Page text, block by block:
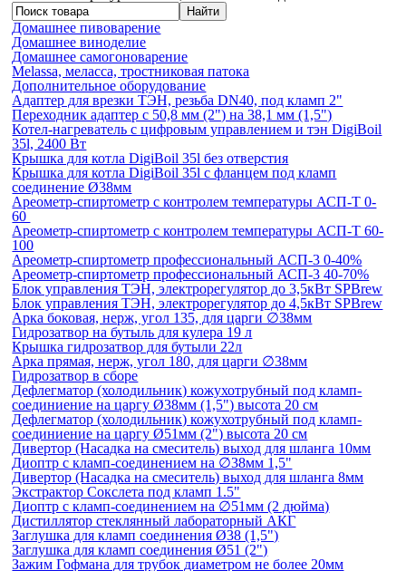
Домашнее пивоварение
Домашнее виноделие
Домашнее самогоноварение
Melassa, меласса, тростниковая патока
Дополнительное оборудование
Адаптер для врезки ТЭН, резьба DN40, под кламп 2"
Переходник адаптер с 50,8 мм (2") на 38,1 мм (1,5")
Котел-нагреватель с цифровым управлением и тэн DigiBoil
35l, 2400 Вт
Крышка для котла DigiBoil 35l без отверстия
Крышка для котла DigiBoil 35l с фланцем под кламп
соединение Ø38мм
Ареометр-спиртометр с контролем температуры АСП-Т 0-
60
Ареометр-спиртометр с контролем температуры АСП-Т 60-
100
Ареометр-спиртометр профессиональный АСП-3 0-40%
Ареометр-спиртометр профессиональный АСП-3 40-70%
Блок управления ТЭН, электрорегулятор до 3,5кВт SPBrew
Блок управления ТЭН, электрорегулятор до 4,5кВт SPBrew
Арка боковая, нерж, угол 135, для царги ∅38мм
Гидрозатвор на бутыль для кулера 19 л
Крышка гидрозатвор для бутыли 22л
Арка прямая, нерж, угол 180, для царги ∅38мм
Гидрозатвор в сборе
Дефлегматор (холодильник) кожухотрубный под кламп-
соединиение на царгу Ø38мм (1,5") высота 20 см
Дефлегматор (холодильник) кожухотрубный под кламп-
соединиение на царгу Ø51мм (2") высота 20 см
Дивертор (Насадка на смеситель) выход для шланга 10мм
Диоптр с кламп-соединением на ∅38мм 1,5"
Дивертор (Насадка на смеситель) выход для шланга 8мм
Экстрактор Сокслета под кламп 1.5"
Диоптр с кламп-соединением на ∅51мм (2 дюйма)
Дистиллятор стеклянный лабораторный АКГ
Заглушка для кламп соединения Ø38 (1,5")
Заглушка для кламп соединения Ø51 (2")
Зажим Гофмана для трубок диаметром не более 20мм